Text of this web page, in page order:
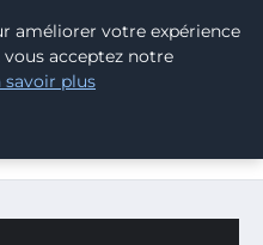
IMPACTER VOS CHOIX
améliorer votre expérience
acceptez notre
savoir plus